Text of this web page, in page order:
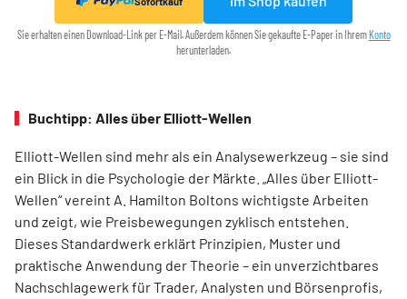
Sie erhalten einen Download-Link per E-Mail. Außerdem können Sie gekaufte E-Paper in Ihrem Konto
herunterladen.
Buchtipp: Alles über Elliott-Wellen
Elliott-Wellen sind mehr als ein Analysewerkzeug – sie sind
ein Blick in die Psychologie der Märkte. „Alles über Elliott-
Wellen“ vereint A. Hamilton Boltons wichtigste Arbeiten
und zeigt, wie Preisbewegungen zyklisch entstehen.
Dieses Standardwerk erklärt Prinzipien, Muster und
praktische Anwendung der Theorie – ein unverzichtbares
Nachschlagewerk für Trader, Analysten und Börsenprofis,